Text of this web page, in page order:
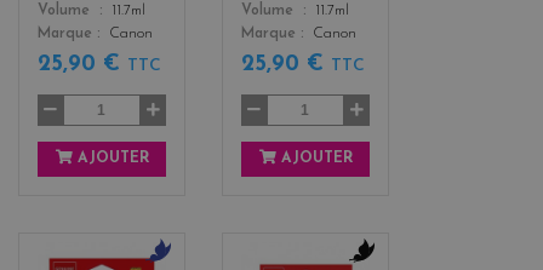
Color
Volume
11.7ml
Marque
Canon
25,90 € TTC
AJOUTER
Color
Volume
11.7ml
Marque
Canon
25,90 € TTC
AJOUTER